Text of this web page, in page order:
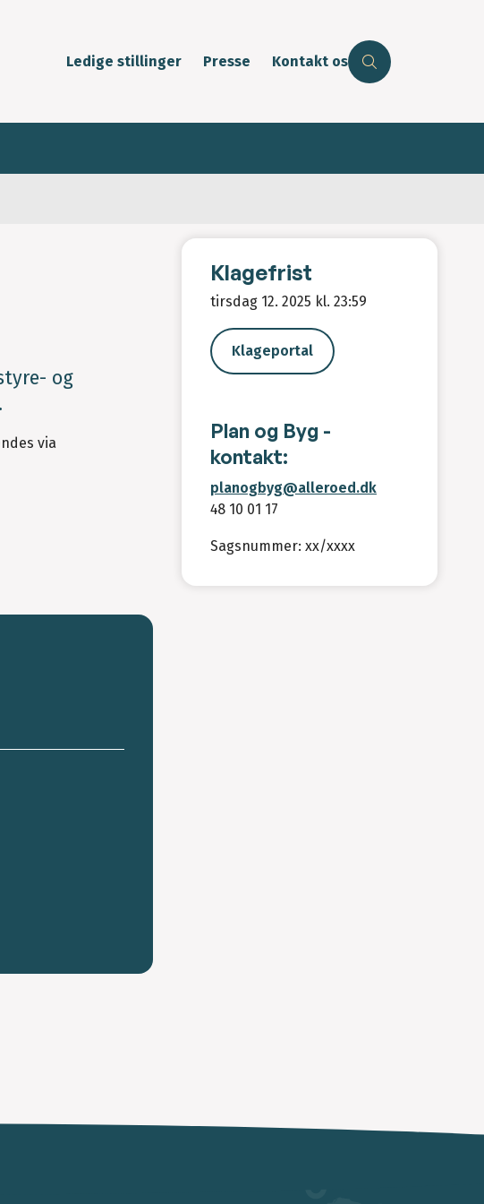
Ledige stillinger Presse Kontakt os
og
via
Klagefrist
tirsdag 12. 2025 kl. 23:59
Klageportal
Plan og Byg -
kontakt:
planogbyg@alleroed.dk
48 10 01 17
Sagsnummer: xx/xxxx